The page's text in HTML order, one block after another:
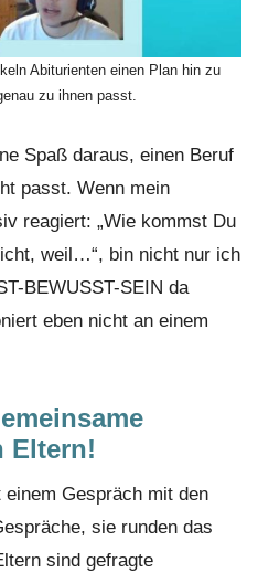
Abiturienten einen Plan hin zu
zu ihnen passt.
Spaß daraus, einen Beruf
passt. Wenn mein
reagiert: „Wie kommst Du
weil…“, bin nicht nur ich
BEWUSST-SEIN da
eben nicht an einem
Eltern!
Gespräch mit den
sie runden das
sind gefragte